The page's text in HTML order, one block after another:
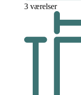
3 værelser